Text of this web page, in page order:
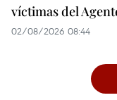
víctimas del
02/08/2026 08:44